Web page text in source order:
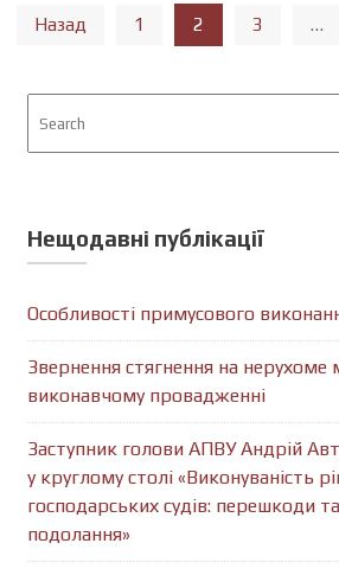
Навігація
Назад 1 2 3 …
Нещодавні публікації
Особливості примусового
Звернення стягнення на
виконавчому провадженні
Заступник голови АПВУ Андрій
у круглому столі «Виконуваність
господарських судів: перешкоди
подолання»